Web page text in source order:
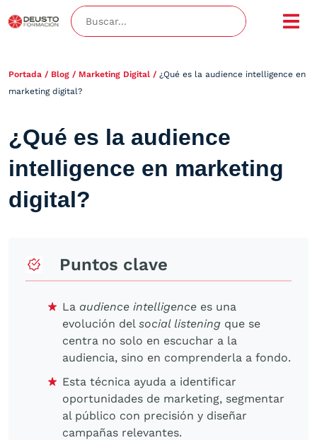
Portada / Blog / Marketing Digital / ¿Qué es la audience intelligence en
marketing digital?
¿Qué es la audience
intelligence en marketing
digital?
Puntos clave
La audience intelligence es una
evolución del social listening que se
centra no solo en escuchar a la
audiencia, sino en comprenderla a fondo.
Esta técnica ayuda a identificar
oportunidades de marketing, segmentar
al público con precisión y diseñar
campañas relevantes.